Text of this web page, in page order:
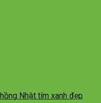
Nhật tím xanh đẹp